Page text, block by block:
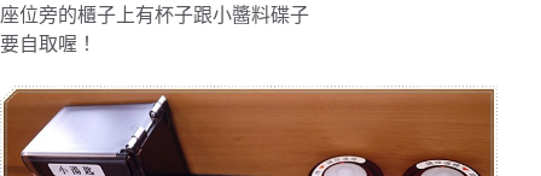
座位旁的櫃子上有杯子跟小醬料碟子
要自取喔！